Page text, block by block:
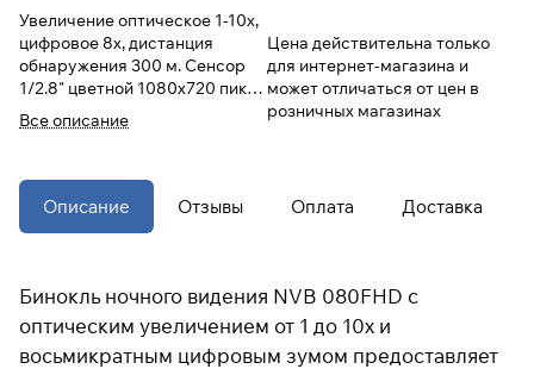
Увеличение оптическое 1-10x,
цифровое 8х, дистанция
обнаружения 300 м. Сенсор
1/2.8" цветной 1080x720 пикс,
окулярная матрица 960x480
пикс.
Все описание
Цена действительна только
для интернет-магазина и
может отличаться от цен в
розничных магазинах
Описание Отзывы Оплата Доставка
Бинокль ночного видения NVB 080FHD с
оптическим увеличением от 1 до 10х и
восьмикратным цифровым зумом предоставляет
выберите метод оплаты
Оплачивайте сегодня только 25%
картой любого банка
выбранный способом
Оставшиеся75 % будут
с вашей карты
по25% каждые 2 недели